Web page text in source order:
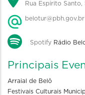
Rua Espírito Santo,
belotur@pbh.gov.br
Spotify Rádio
Principais
Arraial de Belô
Festivais Culturais